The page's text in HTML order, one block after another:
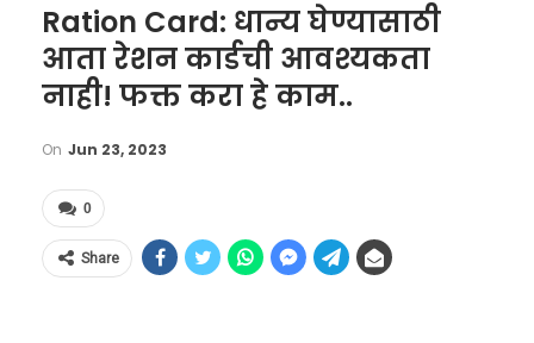
Ration Card: धान्य घेण्यासाठी
आता रेशन कार्डची आवश्यकता
नाही! फक्त करा हे काम..
On Jun 23, 2023
0
Share